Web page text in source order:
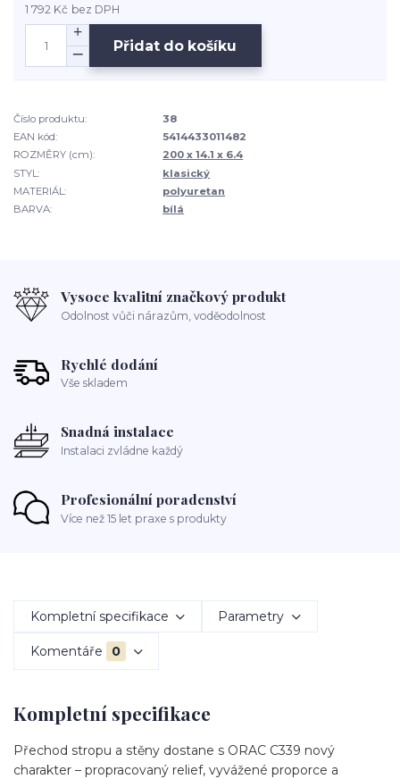
1 792 Kč bez DPH
Přidat do košíku
Číslo produktu:
38
EAN kód:
5414433011482
ROZMĚRY (cm):
200 x 14.1 x 6.4
STYL:
klasický
MATERIÁL:
polyuretan
BARVA:
bílá
Vysoce kvalitní značkový produkt
Odolnost vůči nárazům, voděodolnost
Rychlé dodání
Vše skladem
Snadná instalace
Instalaci zvládne každý
Profesionální poradenství
Více než 15 let praxe s produkty
Kompletní specifikace Parametry
Komentáře 0
Kompletní specifikace
Přechod stropu a stěny dostane s ORAC C339 nový
charakter – propracovaný relief, vyvážené proporce a